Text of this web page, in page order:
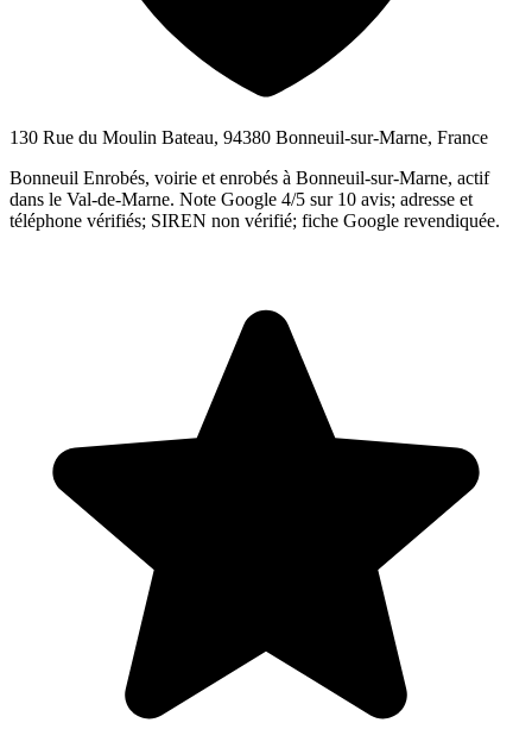
130 Rue du Moulin Bateau, 94380 Bonneuil-sur-Marne, France
Bonneuil Enrobés, voirie et enrobés à Bonneuil-sur-Marne, actif
dans le Val-de-Marne. Note Google 4/5 sur 10 avis; adresse et
téléphone vérifiés; SIREN non vérifié; fiche Google revendiquée.